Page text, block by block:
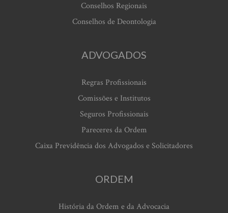
Conselhos Regionais
Conselhos de Deontologia
ADVOGADOS
Regras Profissionais
Comissões e Institutos
Seguros Profissionais
Pareceres da Ordem
Caixa Previdência dos Advogados e Solicitadores
ORDEM
História da Ordem e da Advocacia